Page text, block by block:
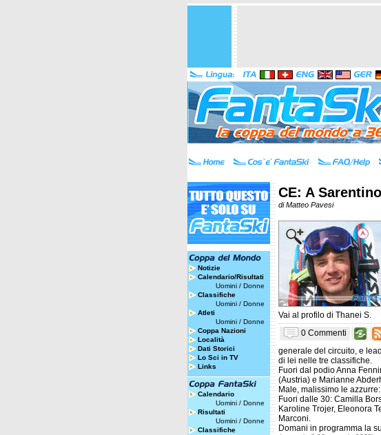
Notizie
Calendario/Risultati
Uomini / Donne
Classifiche
Uomini / Donne
Atleti
Uomini / Donne
Coppa Nazioni
Località
Dati Storici
Lo Sci in TV
Links
Calendario
Uomini / Donne
Risultati
Uomini / Donne
Classifiche
CE: A
di Matteo Pavesi
Vai al profilo di Thanei S.
0 Commenti
generale del circuito, e
di lei nelle tre classifiche.
Fuori dal podio Anna
(Austria) e Marianne
Male, malissimo le
Fuori dalle 30: Camilla
Karoline Trojer, Eleonora
Marconi.
Domani in programma la